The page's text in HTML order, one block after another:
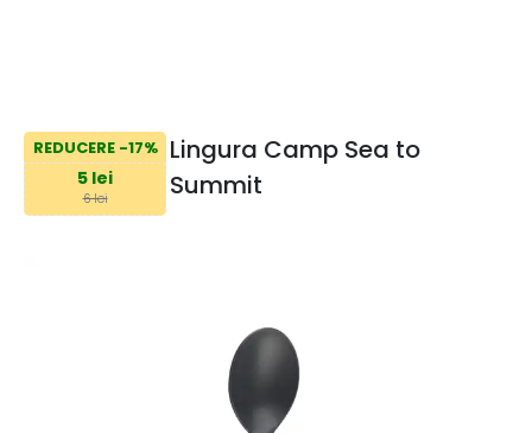
REDUCERE -17%
5 lei
6 lei
Lingura Camp Sea to
Summit